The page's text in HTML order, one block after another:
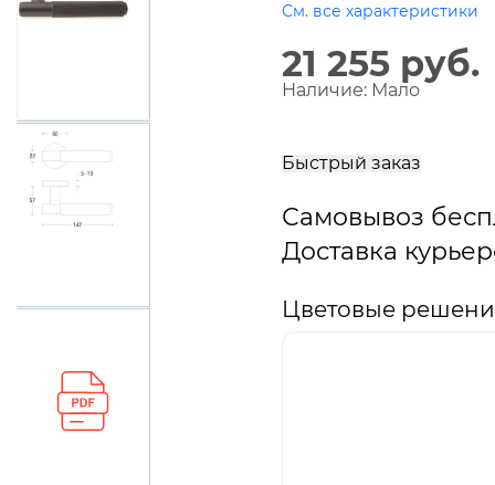
См. все характеристики
21 255 руб.
Наличие: Мало
Быстрый заказ
Самовывоз
Доставка
Цветовые